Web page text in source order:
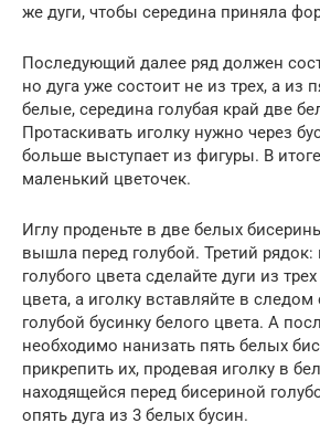
же дуги, чтобы середина приняла
Последующий далее ряд должен
но дуга уже состоит не из трех, а из
белые, середина голубая край две
Протаскивать иголку нужно через
больше выступает из фигуры. В
маленький цветочек.
Иглу проденьте в две белых
вышла перед голубой. Третий
голубого цвета сделайте дуги из
цвета, а иголку вставляйте в
голубой бусинку белого цвета. А
необходимо нанизать пять белых
прикрепить их, продевая иголку в
находящейся перед бисериной
опять дуга из 3 белых бусин.